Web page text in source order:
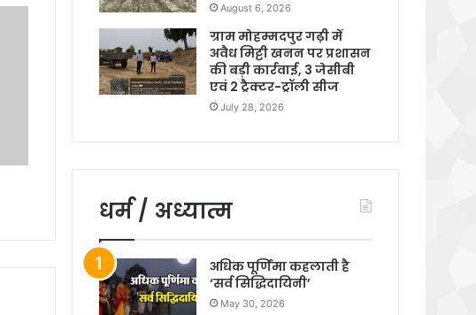
August 6, 2026
ग्राम मोहम्मदपुर गढ़ी में
अवैध मिट्टी खनन पर प्रशासन
की बड़ी कार्रवाई, 3 जेसीबी
एवं 2 ट्रैक्टर-ट्रॉली सीज
July 28, 2026
धर्म / अध्यात्म
अधिक पूर्णिमा कहलाती है
‘सर्व सिद्धिदायिनी’
May 30, 2026